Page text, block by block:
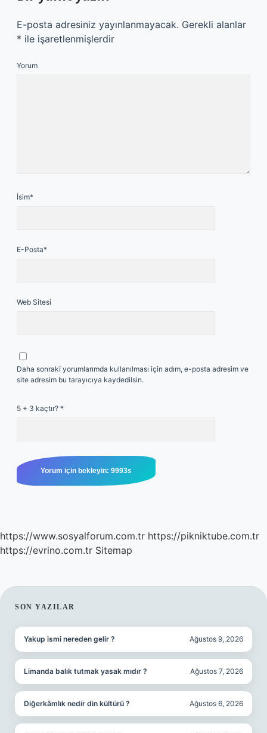
E-posta adresiniz yayınlanmayacak. Gerekli alanlar
* ile işaretlenmişlerdir
Yorum
İsim*
E-Posta*
Web Sitesi
Daha sonraki yorumlarımda kullanılması için adım, e-posta adresim ve
site adresim bu tarayıcıya kaydedilsin.
5 + 3 kaçtır? *
https://www.sosyalforum.com.tr https://pikniktube.com.tr
https://evrino.com.tr Sitemap
SIDEBAR
SON YAZILAR
Yakup ismi nereden gelir ? Ağustos 9, 2026
Limanda balık tutmak yasak mıdır ? Ağustos 7, 2026
Diğerkâmlık nedir din kültürü ? Ağustos 6, 2026